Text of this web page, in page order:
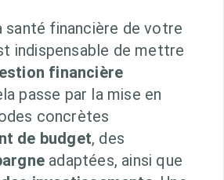
santé financière de votre
indispensable de mettre
financière
passe par la mise en
concrètes
de budget, des
adaptées, ainsi que